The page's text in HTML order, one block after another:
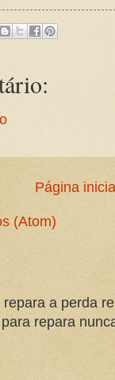
Página
(Atom)
a perda
repara